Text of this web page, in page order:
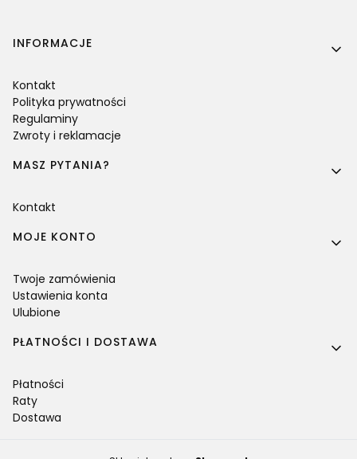
Linki w stopce
INFORMACJE
Kontakt
Polityka prywatności
Regulaminy
Zwroty i reklamacje
MASZ PYTANIA?
Kontakt
MOJE KONTO
Twoje zamówienia
Ustawienia konta
Ulubione
PŁATNOŚCI I DOSTAWA
Płatności
Raty
Dostawa